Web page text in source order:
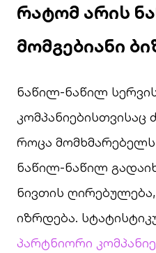
რატომ არის
მომგებიანი
ნაწილ-ნაწილ
კომპანიებისთვისაც
როცა
ნაწილ-ნაწილ
ნივთის
იზრდება.
პარტნიორი